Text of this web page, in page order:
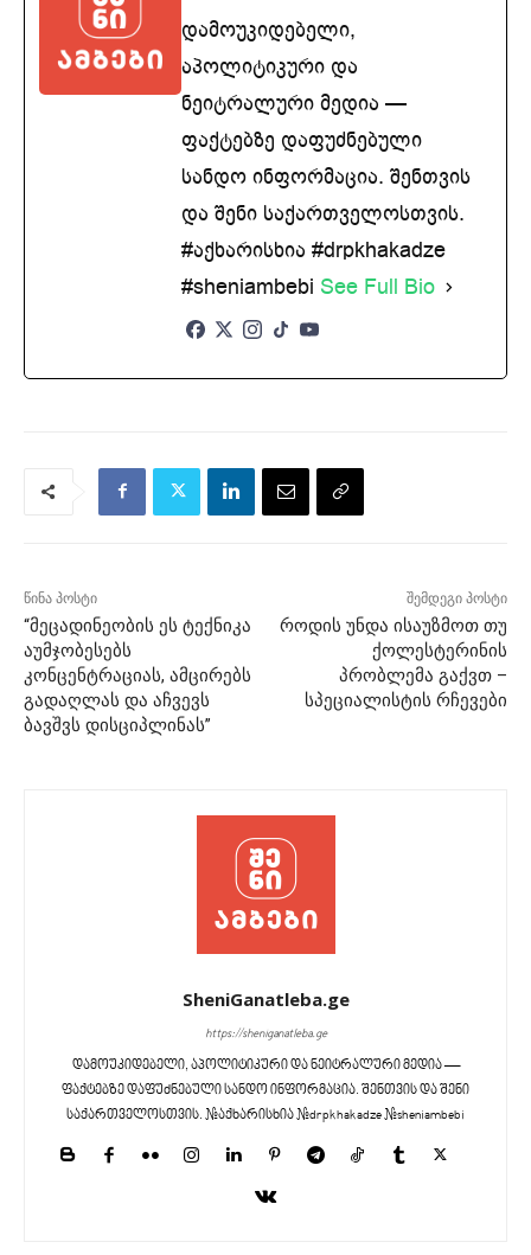
დამოუკიდებელი,
აპოლიტიკური და
ნეიტრალური მედია —
ფაქტებზე დაფუძნებული
სანდო ინფორმაცია. შენთვის
და შენი საქართველოსთვის.
#აქხარისხია #drpkhakadze
#sheniambebi See Full Bio
წინა პოსტი
“მეცადინეობის ეს ტექნიკა
აუმჯობესებს
კონცენტრაციას, ამცირებს
გადაღლას და აჩვევს
ბავშვს დისციპლინას”
შემდეგი პოსტი
როდის უნდა ისაუზმოთ თუ
ქოლესტერინის
პრობლემა გაქვთ –
სპეციალისტის რჩევები
SheniGanatleba.ge
https://sheniganatleba.ge
დამოუკიდებელი, აპოლიტიკური და ნეიტრალური მედია —
ფაქტებზე დაფუძნებული სანდო ინფორმაცია. შენთვის და შენი
საქართველოსთვის. #აქხარისხია #drpkhakadze #sheniambebi